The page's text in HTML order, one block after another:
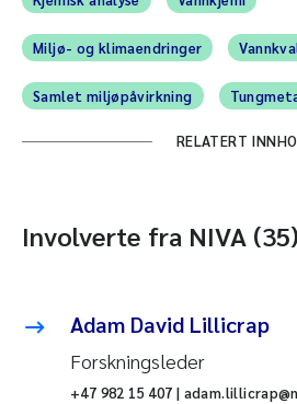
Miljø- og klimaendringer
Samlet miljøpåvirkning
RELATERT
Involverte fra NIVA (35)
Adam David Lillicrap
Forskningsleder
+47 982 15 407 |